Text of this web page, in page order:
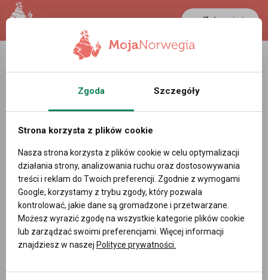
Zaloguj się
LANCASTER
25.2 °C 0.3897 PLN
Zgoda Szczegóły
Strona korzysta z plików cookie
Nasza strona korzysta z plików cookie w celu optymalizacji
działania strony, analizowania ruchu oraz dostosowywania
treści i reklam do Twoich preferencji. Zgodnie z wymogami
Google, korzystamy z trybu zgody, który pozwala
kontrolować, jakie dane są gromadzone i przetwarzane.
Możesz wyrazić zgodę na wszystkie kategorie plików cookie
lub zarządzać swoimi preferencjami. Więcej informacji
znajdziesz w naszej Polityce prywatności.